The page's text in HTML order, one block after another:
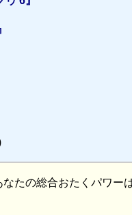
たの総合おたくパワ